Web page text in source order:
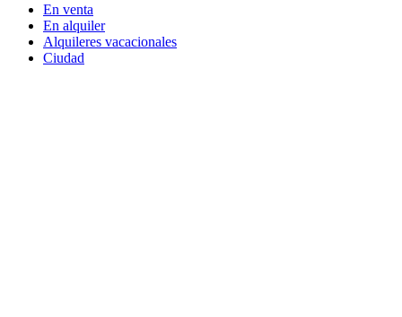
En venta
En alquiler
Alquileres vacacionales
Ciudad